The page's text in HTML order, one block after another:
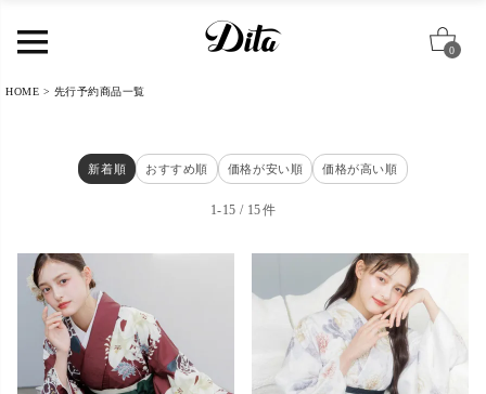
0
HOME 先行予約商品一覧
新着順 おすすめ順 価格が安い順 価格が高い順
15
1-15